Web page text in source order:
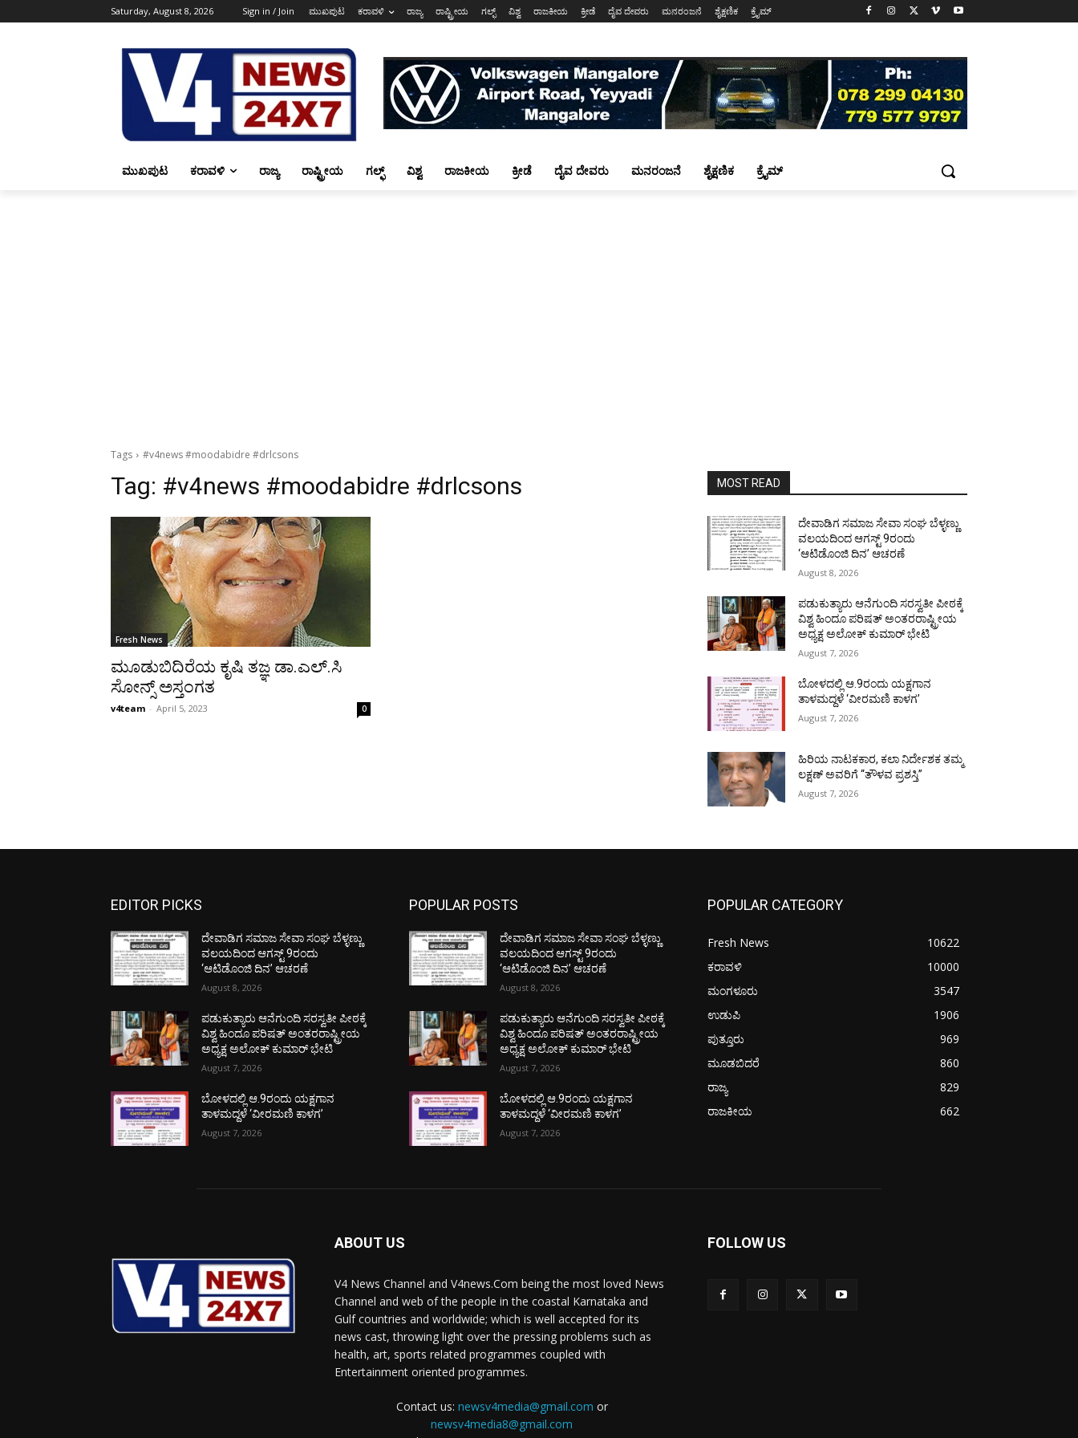
Saturday, August 8, 2026 Sign in / Join ಮುಖಪುಟ ಕರಾವಳಿ ರಾಜ್ಯ ರಾಷ್ಟ್ರೀಯ ಗಲ್ಫ್ ವಿಶ್ವ ರಾಜಕೀಯ ಕ್ರೀಡೆ ದೈವ ದೇವರು ಮನರಂಜನೆ ಶೈಕ್ಷಣಿಕ ಕ್ರೈಮ್
ಮುಖಪುಟ ಕರಾವಳಿ ರಾಜ್ಯ ರಾಷ್ಟ್ರೀಯ ಗಲ್ಫ್ ವಿಶ್ವ ರಾಜಕೀಯ ಕ್ರೀಡೆ ದೈವ ದೇವರು ಮನರಂಜನೆ ಶೈಕ್ಷಣಿಕ ಕ್ರೈಮ್
Tags #v4news #moodabidre #drlcsons
Tag: #v4news #moodabidre #drlcsons
Fresh News
ಮೂಡುಬಿದಿರೆಯ ಕೃಷಿ ತಜ್ಞ ಡಾ.ಎಲ್.ಸಿ
ಸೋನ್ಸ್ ಅಸ್ತಂಗತ
v4team - April 5, 2023 0
MOST READ
ದೇವಾಡಿಗ ಸಮಾಜ ಸೇವಾ ಸಂಘ ಬೆಳ್ಳಣ್ಣು
ವಲಯದಿಂದ ಆಗಸ್ಟ್ 9ರಂದು
‘ಆಟಿಡೊಂಜಿ ದಿನ’ ಆಚರಣೆ
August 8, 2026
ಪಡುಕುತ್ಯಾರು ಆನೆಗುಂದಿ ಸರಸ್ವತೀ ಪೀಠಕ್ಕೆ
ವಿಶ್ವ ಹಿಂದೂ ಪರಿಷತ್ ಅಂತರರಾಷ್ಟ್ರೀಯ
ಅಧ್ಯಕ್ಷ ಅಲೋಕ್ ಕುಮಾರ್ ಭೇಟಿ
August 7, 2026
ಬೋಳದಲ್ಲಿ ಆ.9ರಂದು ಯಕ್ಷಗಾನ
ತಾಳಮದ್ದಳೆ ‘ವೀರಮಣಿ ಕಾಳಗ’
August 7, 2026
ಹಿರಿಯ ನಾಟಕಕಾರ, ಕಲಾ ನಿರ್ದೇಶಕ ತಮ್ಮ
ಲಕ್ಷಣ್ ಅವರಿಗೆ “ತೌಳವ ಪ್ರಶಸ್ತಿ”
August 7, 2026
EDITOR PICKS
ದೇವಾಡಿಗ ಸಮಾಜ ಸೇವಾ ಸಂಘ ಬೆಳ್ಳಣ್ಣು
ವಲಯದಿಂದ ಆಗಸ್ಟ್ 9ರಂದು
‘ಆಟಿಡೊಂಜಿ ದಿನ’ ಆಚರಣೆ
August 8, 2026
ಪಡುಕುತ್ಯಾರು ಆನೆಗುಂದಿ ಸರಸ್ವತೀ ಪೀಠಕ್ಕೆ
ವಿಶ್ವ ಹಿಂದೂ ಪರಿಷತ್ ಅಂತರರಾಷ್ಟ್ರೀಯ
ಅಧ್ಯಕ್ಷ ಅಲೋಕ್ ಕುಮಾರ್ ಭೇಟಿ
August 7, 2026
ಬೋಳದಲ್ಲಿ ಆ.9ರಂದು ಯಕ್ಷಗಾನ
ತಾಳಮದ್ದಳೆ ‘ವೀರಮಣಿ ಕಾಳಗ’
August 7, 2026
POPULAR POSTS
ದೇವಾಡಿಗ ಸಮಾಜ ಸೇವಾ ಸಂಘ ಬೆಳ್ಳಣ್ಣು
ವಲಯದಿಂದ ಆಗಸ್ಟ್ 9ರಂದು
‘ಆಟಿಡೊಂಜಿ ದಿನ’ ಆಚರಣೆ
August 8, 2026
ಪಡುಕುತ್ಯಾರು ಆನೆಗುಂದಿ ಸರಸ್ವತೀ ಪೀಠಕ್ಕೆ
ವಿಶ್ವ ಹಿಂದೂ ಪರಿಷತ್ ಅಂತರರಾಷ್ಟ್ರೀಯ
ಅಧ್ಯಕ್ಷ ಅಲೋಕ್ ಕುಮಾರ್ ಭೇಟಿ
August 7, 2026
ಬೋಳದಲ್ಲಿ ಆ.9ರಂದು ಯಕ್ಷಗಾನ
ತಾಳಮದ್ದಳೆ ‘ವೀರಮಣಿ ಕಾಳಗ’
August 7, 2026
POPULAR CATEGORY
Fresh News
10622
ಕರಾವಳಿ
10000
ಮಂಗಳೂರು
3547
ಉಡುಪಿ
1906
ಪುತ್ತೂರು
969
ಮೂಡಬಿದರೆ
860
ರಾಜ್ಯ
829
ರಾಜಕೀಯ
662
ABOUT US
V4 News Channel and V4news.Com being the most loved News
Channel and web of the people in the coastal Karnataka and
Gulf countries and worldwide; which is well accepted for its
news cast, throwing light over the pressing problems such as
health, art, sports related programmes coupled with
Entertainment oriented programmes.
Contact us: newsv4media@gmail.com or
newsv4media8@gmail.com
FOLLOW US